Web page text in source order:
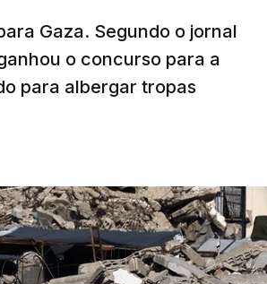
Gaza. Segundo o jornal
o concurso para a
para albergar tropas